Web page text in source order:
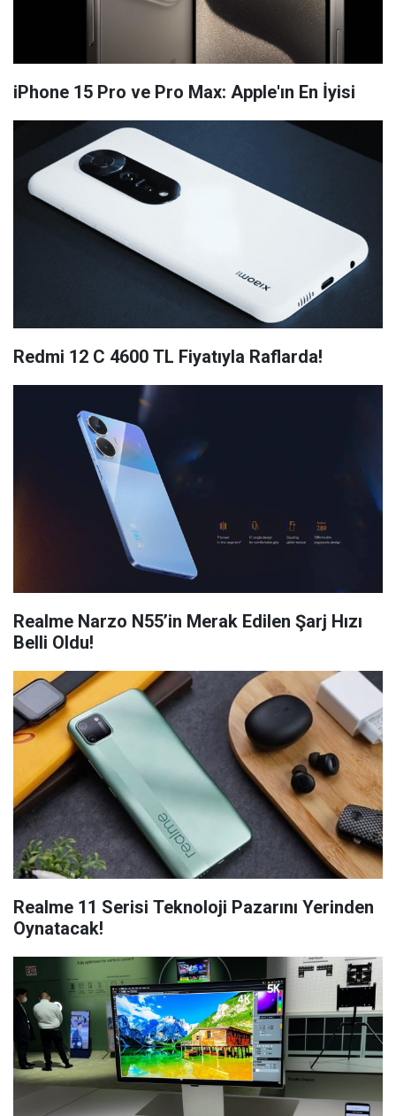
iPhone 15 Pro ve Pro Max: Apple'ın En İyisi
Redmi 12 C 4600 TL Fiyatıyla Raflarda!
Realme Narzo N55’in Merak Edilen Şarj Hızı
Belli Oldu!
Realme 11 Serisi Teknoloji Pazarını Yerinden
Oynatacak!